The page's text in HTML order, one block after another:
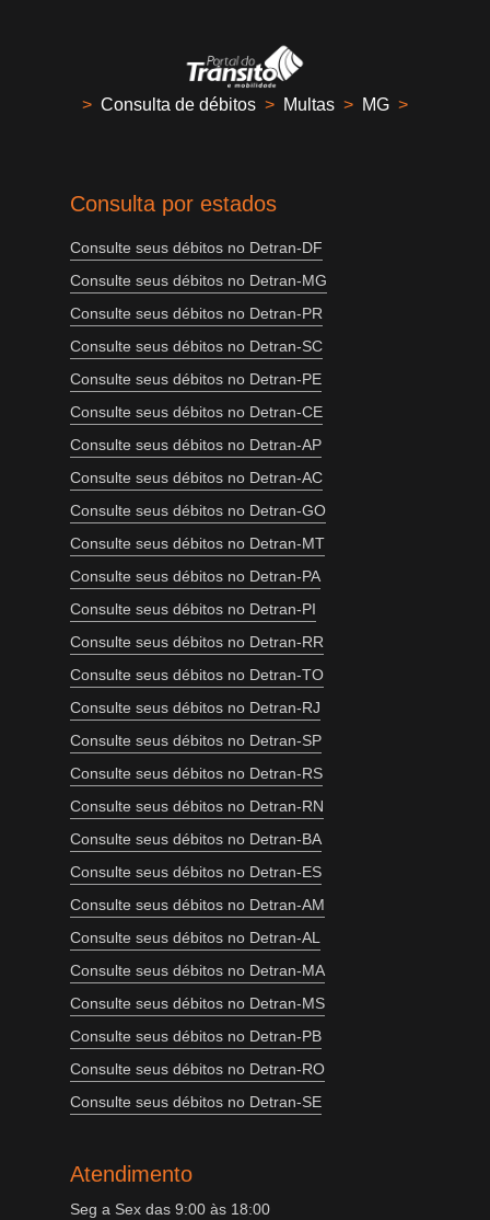
> Consulta de débitos > Multas > MG >
Consulta por estados
Consulte seus débitos no Detran-DF
Consulte seus débitos no Detran-MG
Consulte seus débitos no Detran-PR
Consulte seus débitos no Detran-SC
Consulte seus débitos no Detran-PE
Consulte seus débitos no Detran-CE
Consulte seus débitos no Detran-AP
Consulte seus débitos no Detran-AC
Consulte seus débitos no Detran-GO
Consulte seus débitos no Detran-MT
Consulte seus débitos no Detran-PA
Consulte seus débitos no Detran-PI
Consulte seus débitos no Detran-RR
Consulte seus débitos no Detran-TO
Consulte seus débitos no Detran-RJ
Consulte seus débitos no Detran-SP
Consulte seus débitos no Detran-RS
Consulte seus débitos no Detran-RN
Consulte seus débitos no Detran-BA
Consulte seus débitos no Detran-ES
Consulte seus débitos no Detran-AM
Consulte seus débitos no Detran-AL
Consulte seus débitos no Detran-MA
Consulte seus débitos no Detran-MS
Consulte seus débitos no Detran-PB
Consulte seus débitos no Detran-RO
Consulte seus débitos no Detran-SE
Atendimento
Seg a Sex das 9:00 às 18:00